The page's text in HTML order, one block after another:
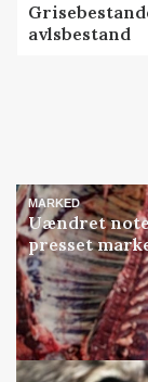
avlsbestand
MARKED
Uændret
presset